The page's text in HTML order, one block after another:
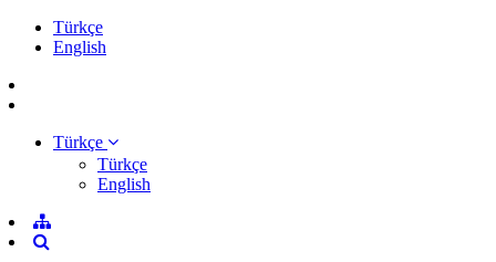
Türkçe
English
Türkçe
Türkçe
English